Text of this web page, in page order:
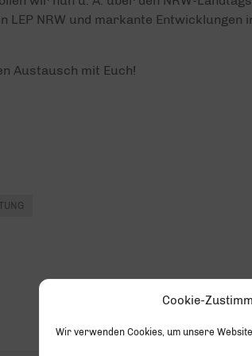
Cookie-
Wir verwenden Cookies, um unsere
LEP NRW und markante Entwicklungen
Austausch mit Euch!